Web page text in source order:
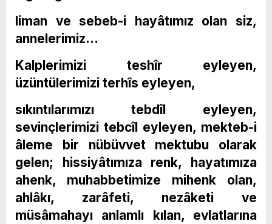
liman ve sebeb-i hayâtımız olan siz,
annelerimiz…
Kalplerimizi teshîr eyleyen,
üzüntülerimizi terhîs eyleyen,
sıkıntılarımızı tebdîl eyleyen,
sevinçlerimizi tebcîl eyleyen, mekteb-i
âleme bir nübüvvet mektubu olarak
gelen; hissiyâtımıza renk, hayatımıza
ahenk, muhabbetimize mihenk olan,
ahlâkı, zarâfeti, nezâketi ve
müsâmahayı anlamlı kılan, evlatlarına